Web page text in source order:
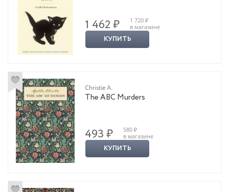
1 462 ₽
1 720 ₽
в магазине
КУПИТЬ
Christie A.
The ABC Murders
493 ₽
580 ₽
в магазине
КУПИТЬ